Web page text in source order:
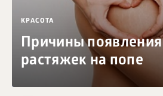
КРАСОТА
Причины появления
растяжек на попе